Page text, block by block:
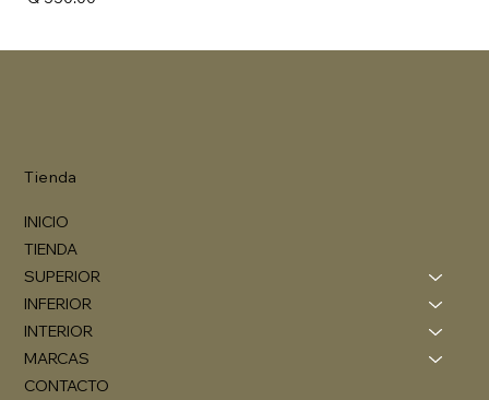
Tienda
INICIO
TIENDA
SUPERIOR
INFERIOR
INTERIOR
MARCAS
CONTACTO